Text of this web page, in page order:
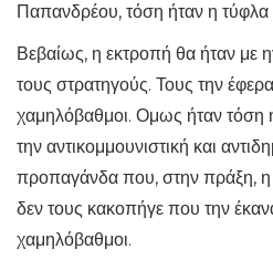
Παπανδρέου, τόση ήταν η τύφλα
Βεβαίως, η εκτροπή θα ήταν με
τους στρατηγούς. Τους την
χαμηλόβαθμοι. Ομως ήταν
την αντικομμουνιστική και
προπαγάνδα που, στην πράξη, η
δεν τους κακοπήγε που την
χαμηλόβαθμοι.